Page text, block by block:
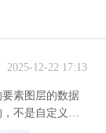
2025-12-22 17:13
素图层的数据
不是自定义的 -